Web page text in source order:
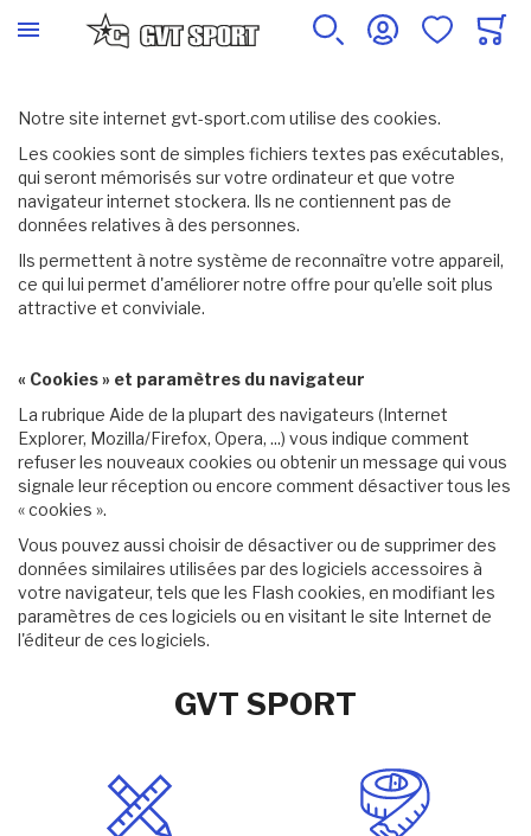
Notre site internet gvt-sport.com utilise des cookies.
Les cookies sont de simples fichiers textes pas exécutables,
qui seront mémorisés sur votre ordinateur et que votre
navigateur internet stockera. Ils ne contiennent pas de
données relatives à des personnes.
Ils permettent à notre système de reconnaître votre appareil,
ce qui lui permet d'améliorer notre offre pour qu’elle soit plus
attractive et conviviale.
« Cookies » et paramètres du navigateur
La rubrique Aide de la plupart des navigateurs (Internet
Explorer, Mozilla/Firefox, Opera, ...) vous indique comment
refuser les nouveaux cookies ou obtenir un message qui vous
signale leur réception ou encore comment désactiver tous les
« cookies ».
Vous pouvez aussi choisir de désactiver ou de supprimer des
données similaires utilisées par des logiciels accessoires à
votre navigateur, tels que les Flash cookies, en modifiant les
paramètres de ces logiciels ou en visitant le site Internet de
l'éditeur de ces logiciels.
GVT SPORT